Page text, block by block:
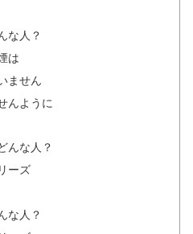
な人？
は
ません
んように
んな人？
ーズ
な人？